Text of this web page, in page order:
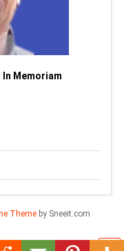
Memoriam
Themeby Sneeit.com